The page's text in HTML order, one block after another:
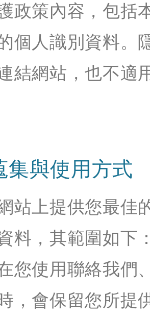
政策內容，包括
個人識別資料。
結網站，也不適
集與使用方式
站上提供您最佳
料，其範圍如下
您使用聯絡我們
，會保留您所